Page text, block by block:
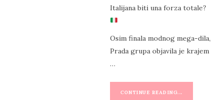
Italijana biti una forza totale?
Osim finala modnog mega-dila,
Prada grupa objavila je krajem
…
CONTINUE READING...